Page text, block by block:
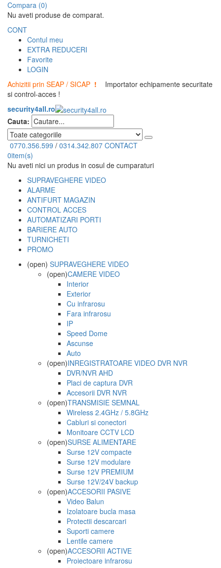
Compara (0)
Nu aveti produse de comparat.
CONT
Contul meu
EXTRA REDUCERI
Favorite
LOGIN
Achizitii prin SEAP / SICAP !
Importator echipamente securitate
si control-acces !
security4all.ro
Cauta:
0770.356.599 / 0314.342.807 CONTACT
0item(s)
Nu aveti nici un produs in cosul de cumparaturi
SUPRAVEGHERE VIDEO
ALARME
ANTIFURT MAGAZIN
CONTROL ACCES
AUTOMATIZARI PORTI
BARIERE AUTO
TURNICHETI
PROMO
(open) SUPRAVEGHERE VIDEO
(open)CAMERE VIDEO
Interior
Exterior
Cu infrarosu
Fara infrarosu
IP
Speed Dome
Ascunse
Auto
(open)INREGISTRATOARE VIDEO DVR NVR
DVR/NVR AHD
Placi de captura DVR
Accesorii DVR NVR
(open)TRANSMISIE SEMNAL
Wireless 2.4GHz / 5.8GHz
Cabluri si conectori
Monitoare CCTV LCD
(open)SURSE ALIMENTARE
Surse 12V compacte
Surse 12V modulare
Surse 12V PREMIUM
Surse 12V/24V backup
(open)ACCESORII PASIVE
Video Balun
Izolatoare bucla masa
Protectii descarcari
Suporti camere
Lentile camere
(open)ACCESORII ACTIVE
Proiectoare infrarosu